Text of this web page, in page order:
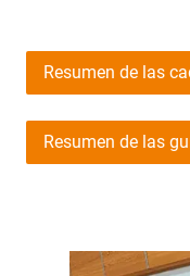
Resumen de las
Resumen de las